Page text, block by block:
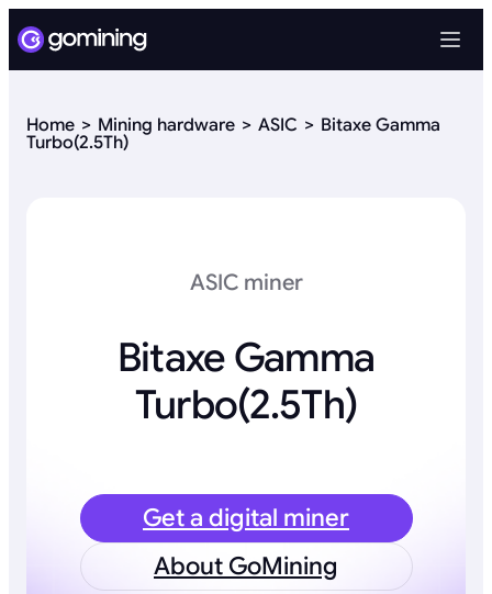
Home Mining hardware ASIC
Bitaxe Gamma
Turbo(2.5Th)
ASIC miner
Bitaxe Gamma
Turbo(2.5Th)
Get a digital miner
About GoMining